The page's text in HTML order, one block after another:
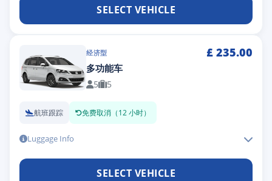
SELECT VEHICLE
经济型 £ 235.00
多功能车
5 5
航班跟踪 免费取消（12 小时）
Luggage Info
SELECT VEHICLE